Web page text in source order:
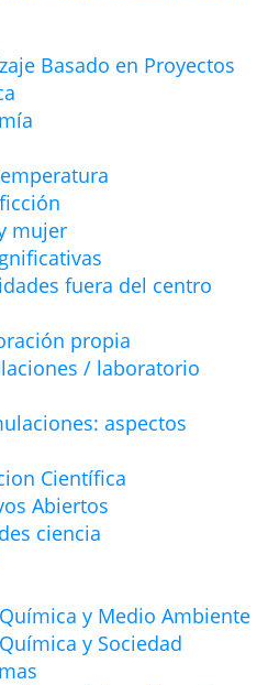
Basado en Proyectos
mujer
fuera del centro
propia
/ laboratorio
aspectos
Científica
Abiertos
ciencia
y Medio Ambiente
y Sociedad